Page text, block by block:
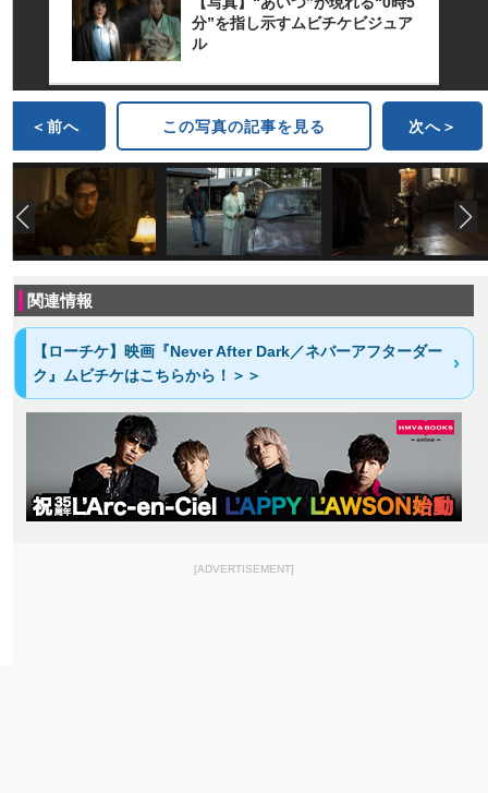
分”を指し示すムビチケビジュア
ル
＜前へ この写真の記事を見る 次へ＞
関連情報
【ローチケ】映画『Never After Dark／ネバーアフターダー
ク』ムビチケはこちらから！＞＞
[ADVERTISEMENT]